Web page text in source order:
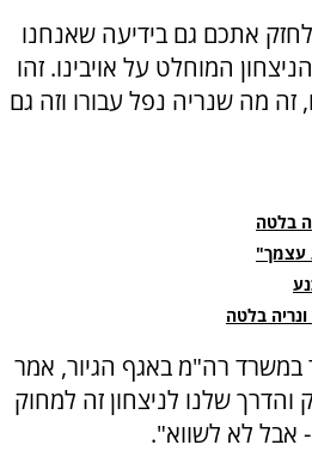
אתכם גם בידיעה שאנחנו
המוחלט על אויבינו. זהו
מה שנריה נפל עבורו וזה גם
בלטה
עצמך"
ונריה בלטה
רה"מ באגף הגיור, אמר
שלנו לניצחון זה למחוק
אבל לא לשווא".